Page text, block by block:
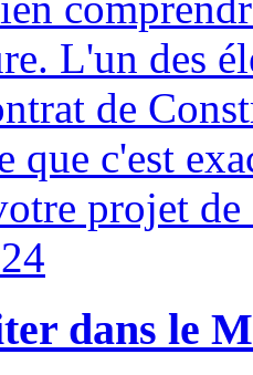
L'un des
de
que c'est
projet
dans le